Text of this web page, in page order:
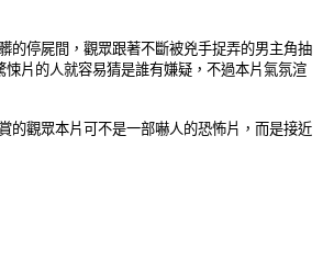
的停屍間，觀眾跟著不斷被兇手捉弄的男主角抽
片的人就容易猜是誰有嫌疑，不過本片氣氛渲
的觀眾本片可不是一部嚇人的恐怖片，而是接近